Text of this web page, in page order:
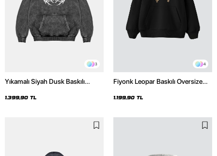
3
Yıkamalı Siyah Dusk Baskılı
1.399,90 TL
4
Fiyonk Leopar Baskılı Oversize
1.199,90 TL